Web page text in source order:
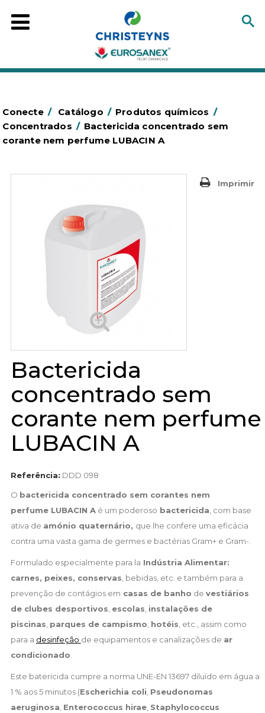
Conecte / Catálogo / Produtos químicos /
Concentrados / Bactericida concentrado sem
corante nem perfume LUBACIN A
Imprimir
Bactericida
concentrado sem
corante nem perfume
LUBACIN A
Referência: DDD 098
O bactericida concentrado sem corantes nem
perfume LUBACIN Aé um poderoso bactericida , com base
ativa de amónio quaternário, que lhe confere uma eficácia
contra uma vasta gama de germes e bactérias Gram+ e Gram-.
Formulado especialmente para la Indústria Alimentar:
carnes, peixes, conservas , bebidas, etc. e também para a
prevenção de contágios em casas de banho de vestiários
de clubes desportivos escolas instalações de
piscinas parques de campismo hotéis , etc., assim como
para a desinfeção de equipamentos e canalizações de ar
condicionado
Este batericida cumpre a norma UNE-EN 13697 diluído em água a
1 % aos 5 minutos (Escherichia coli Pseudonomas
aeruginosa Enterococcus hirae, Staphylococcus